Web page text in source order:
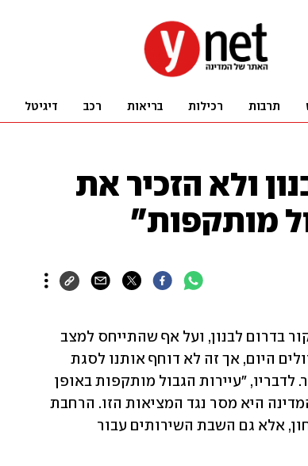
תרבות רכילות בריאות רכב דיגיטל
ולא הזכיר את
מותקפות"